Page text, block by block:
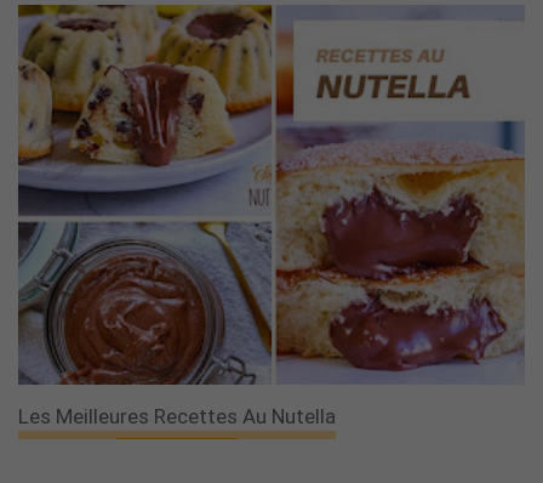
Les Meilleures Recettes Au Nutella